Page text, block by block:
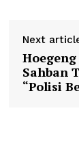
Next
Sahban
“Polisi